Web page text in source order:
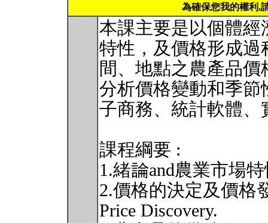
為確保您我的權利,
本課主要是以個體
特性，及價格形成
間、地點之農產品
分析價格變動和季
子商務、統計軟體、
課程綱要 :
1.緒論and農業市場
2.價格的決定及價格
Price Discovery.